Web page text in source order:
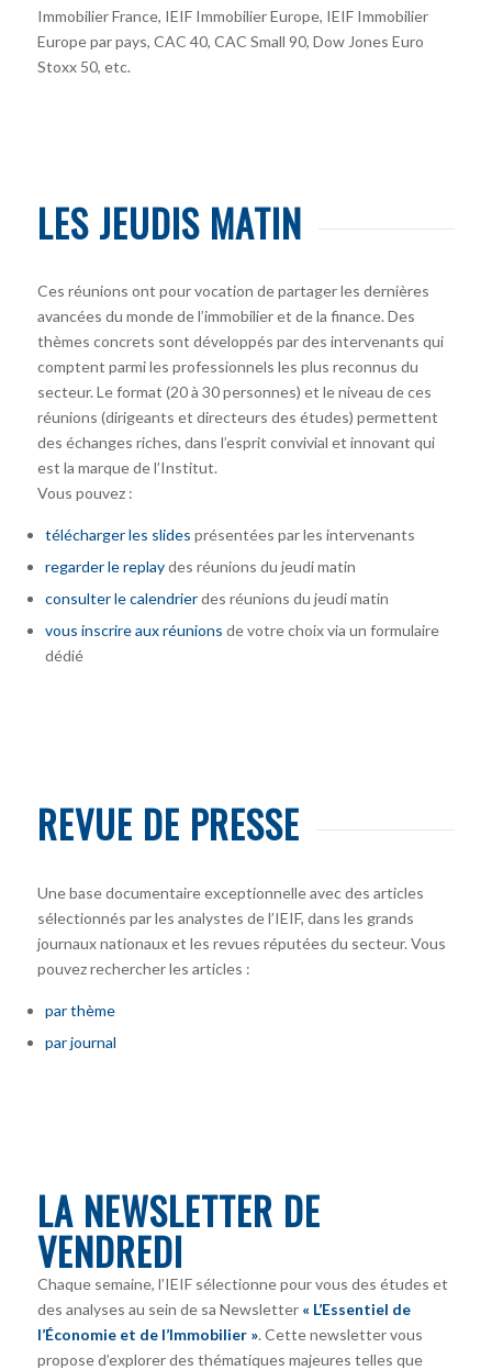
Immobilier France, IEIF Immobilier Europe, IEIF Immobilier
Europe par pays, CAC 40, CAC Small 90, Dow Jones Euro
Stoxx 50, etc.
LES JEUDIS MATIN
Ces réunions ont pour vocation de partager les dernières
avancées du monde de l’immobilier et de la finance. Des
thèmes concrets sont développés par des intervenants qui
comptent parmi les professionnels les plus reconnus du
secteur. Le format (20 à 30 personnes) et le niveau de ces
réunions (dirigeants et directeurs des études) permettent
des échanges riches, dans l’esprit convivial et innovant qui
est la marque de l’Institut.
Vous pouvez :
télécharger les slides présentées par les intervenants
regarder le replaydes réunions du jeudi matin
consulter le calendrierdes réunions du jeudi matin
vous inscrire aux réunions de votre choix via un formulaire
dédié
REVUE DE PRESSE
Une base documentaire exceptionnelle avec des articles
sélectionnés par les analystes de l’IEIF, dans les grands
journaux nationaux et les revues réputées du secteur. Vous
pouvez rechercher les articles :
par thème
par journal
LA NEWSLETTER DE
VENDREDI
Chaque semaine, l’IEIF sélectionne pour vous des études et
des analyses au sein de sa Newsletter « L’Essentiel de
l’Économie et de l’Immobilier ». Cette newsletter vous
propose d’explorer des thématiques majeures telles que